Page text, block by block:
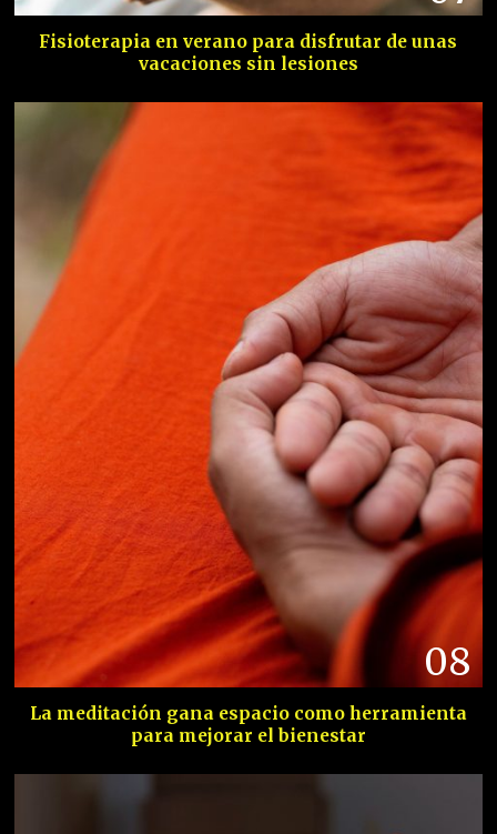
Fisioterapia en verano para disfrutar de unas
vacaciones sin lesiones
08
La meditación gana espacio como herramienta
para mejorar el bienestar